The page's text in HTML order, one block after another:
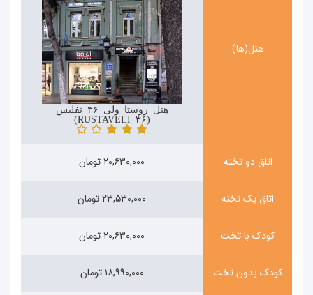
هتل(ها)
هتل روستا ولی ۳۶ تفلیس
(RUSTAVELI ۳۶)
اتاق دو تخته ۲۰,۶۳۰,۰۰۰ تومان
اتاق یک تخته ۲۳,۵۳۰,۰۰۰ تومان
کودک با تخت ۲۰,۶۳۰,۰۰۰ تومان
کودک بدون تخت ۱۸,۹۹۰,۰۰۰ تومان